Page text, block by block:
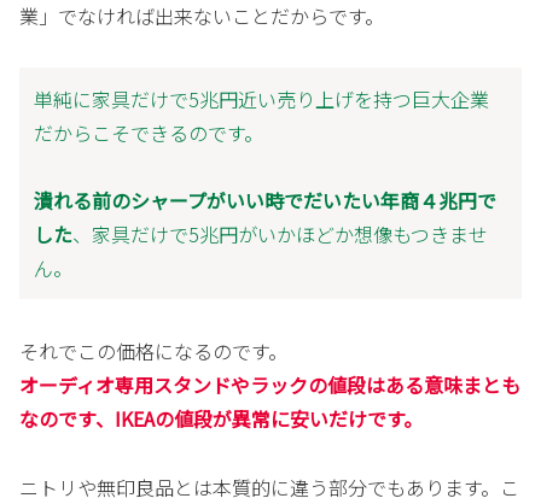
業」でなければ出来ないことだからです。
単純に家具だけで5兆円近い売り上げを持つ巨大企業
だからこそできるのです。
潰れる前のシャープがいい時でだいたい年商４兆円で
した、家具だけで5兆円がいかほどか想像もつきませ
ん。
それでこの価格になるのです。
オーディオ専用スタンドやラックの値段はある意味まとも
なのです、IKEAの値段が異常に安いだけです。
ニトリや無印良品とは本質的に違う部分でもあります。こ